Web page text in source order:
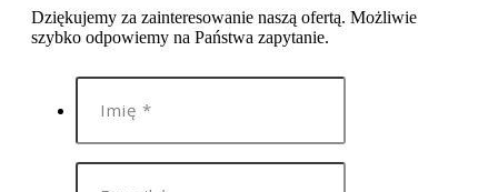
Dziękujemy za zainteresowanie naszą ofertą. Możliwie
szybko odpowiemy na Państwa zapytanie.